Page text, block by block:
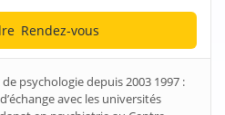
Rendez-vous
psychologie depuis 2003 1997 :
avec les universités